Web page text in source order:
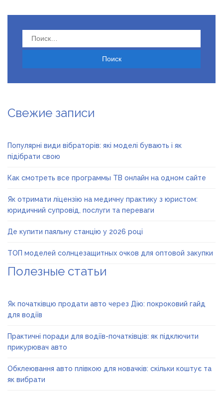
Найти:
Свежие записи
Популярні види вібраторів: які моделі бувають і як
підібрати свою
Как смотреть все программы ТВ онлайн на одном сайте
Як отримати ліцензію на медичну практику з юристом:
юридичний супровід, послуги та переваги
Де купити паяльну станцію у 2026 році
ТОП моделей солнцезащитных очков для оптовой закупки
Полезные статьи
Як початківцю продати авто через Дію: покроковий гайд
для водіїв
Практичні поради для водіїв-початківців: як підключити
прикурювач авто
Обклеювання авто плівкою для новачків: скільки коштує та
як вибрати